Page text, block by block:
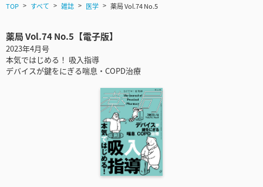
TOP すべて 雑誌 医学 薬局 Vol.74 No.5
薬局 Vol.74 No.5【電子版】
2023年4月号
本気ではじめる！ 吸入指導
デバイスが鍵をにぎる喘息・COPD治療